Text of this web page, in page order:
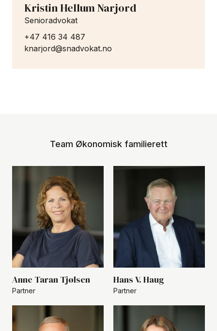
Kristin Hellum Narjord
Senioradvokat
+47 416 34 487
knarjord@snadvokat.no
Team Økonomisk familierett
Anne Taran Tjølsen
Partner
Hans V. Haug
Partner